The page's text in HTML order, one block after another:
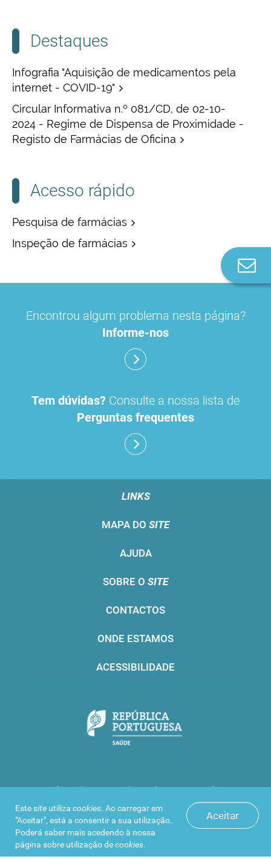
Destaques
Infografia "Aquisição de medicamentos pela
internet - COVID-19"
Circular Informativa n.º 081/CD, de 02-10-
2024 - Regime de Dispensa de Proximidade -
Registo de Farmácias de Oficina
Acesso rápido
Pesquisa de farmácias
Inspeção de farmácias
Aceitar
Estesite utiliza cookies. Ao carregar em
"Aceitar", está a consentir a sua utilização.
Poderá saber mais acedendo à nossa
página sobre utilização decookies.
Encontrou algum problema nesta página?
Informe-nos
Tem dúvidas? Consulte a nossa lista de
Perguntas frequentes
LINKS
MAPA DO SITE
AJUDA
SOBRE O SITE
CONTACTOS
ONDE ESTAMOS
ACESSIBILIDADE
Infarmed © 2016. Todos os direitos reservados